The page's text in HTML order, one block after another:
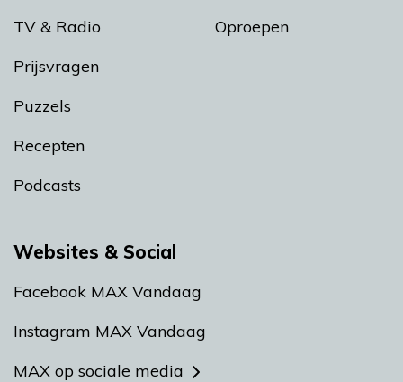
TV & Radio
Prijsvragen
Puzzels
Recepten
Podcasts
Oproepen
Websites & Social
Facebook MAX Vandaag
Instagram MAX Vandaag
MAX op sociale media